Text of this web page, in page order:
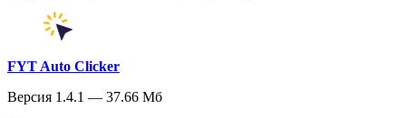
FYT Auto Clicker
Версия 1.4.1 — 37.66 Мб